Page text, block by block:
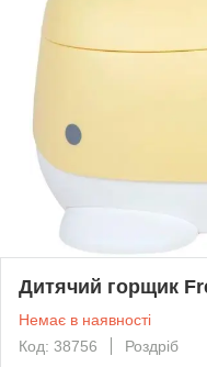
Дитячий горщик
Немає в наявності
Код: 38756
Роздріб